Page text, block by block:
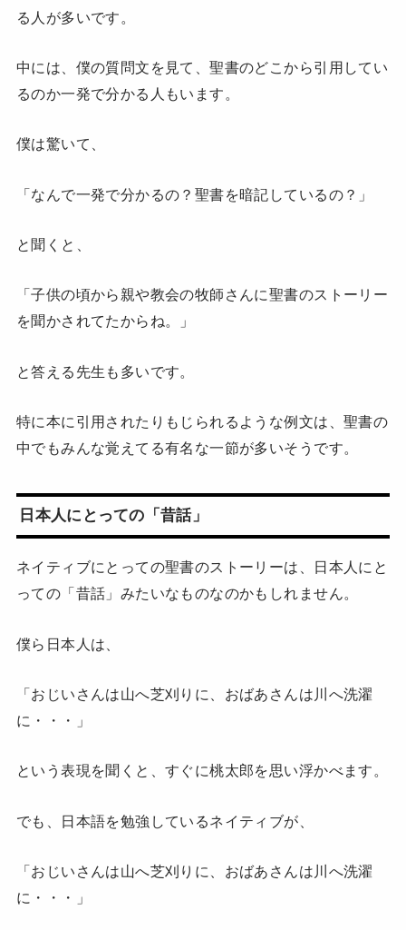
る人が多いです。
中には、僕の質問文を見て、聖書のどこから引用してい
るのか一発で分かる人もいます。
僕は驚いて、
「なんで一発で分かるの？聖書を暗記しているの？」
と聞くと、
「子供の頃から親や教会の牧師さんに聖書のストーリー
を聞かされてたからね。」
と答える先生も多いです。
特に本に引用されたりもじられるような例文は、聖書の
中でもみんな覚えてる有名な一節が多いそうです。
日本人にとっての「昔話」
ネイティブにとっての聖書のストーリーは、日本人にと
っての「昔話」みたいなものなのかもしれません。
僕ら日本人は、
「おじいさんは山へ芝刈りに、おばあさんは川へ洗濯
に・・・」
という表現を聞くと、すぐに桃太郎を思い浮かべます。
でも、日本語を勉強しているネイティブが、
「おじいさんは山へ芝刈りに、おばあさんは川へ洗濯
に・・・」